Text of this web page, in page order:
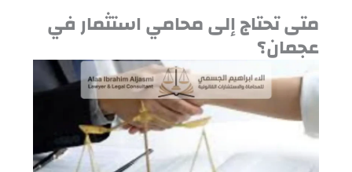
متى تحتاج إلى محامي استثمار في
عجمان؟